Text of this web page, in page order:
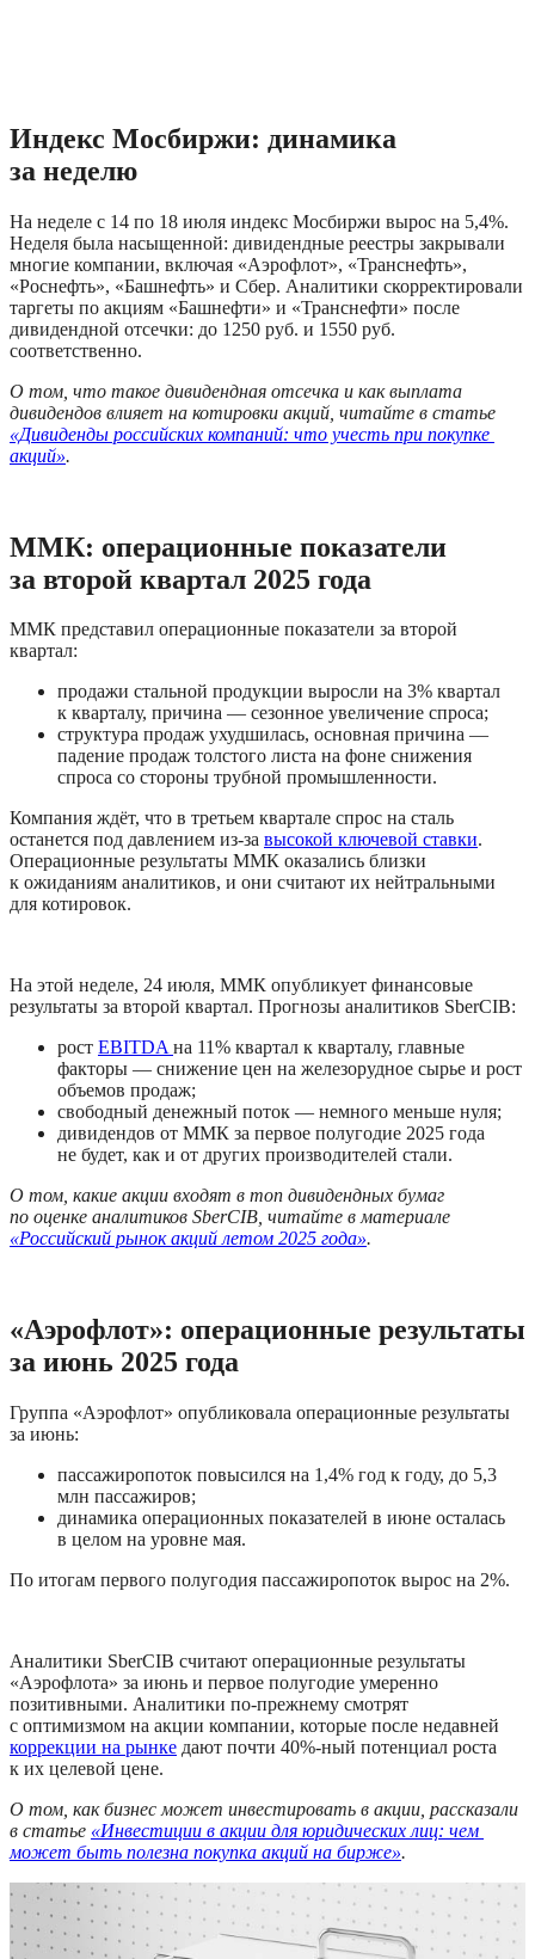
Индекс Мосбиржи: динамика
за неделю
На неделе с 14 по 18 июля индекс Мосбиржи вырос на 5,4%.
Неделя была насыщенной: дивидендные реестры закрывали
многие компании, включая «Аэрофлот», «Транснефть»,
«Роснефть», «Башнефть» и Сбер. Аналитики скорректировали
таргеты по акциям «Башнефти» и «Транснефти» после
дивидендной отсечки: до 1250 руб. и 1550 руб.
соответственно.
О том, что такое дивидендная отсечка и как выплата
«Дивиденды российских компаний: что учесть при покупке
акций».
ММК: операционные показатели
за второй квартал 2025 года
ММК представил операционные показатели за второй
квартал:
продажи стальной продукции выросли на 3% квартал
к кварталу, причина — сезонное увеличение спроса;
структура продаж ухудшилась, основная причина —
падение продаж толстого листа на фоне снижения
спроса со стороны трубной промышленности.
Компания ждёт, что в третьем квартале спрос на сталь
останется под давлением из-за высокой ключевой ставки.
Операционные результаты ММК оказались близки
к ожиданиям аналитиков, и они считают их нейтральными
для котировок.
На этой неделе, 24 июля, ММК опубликует финансовые
результаты за второй квартал. Прогнозы аналитиков SberCIB:
рост EBITDA на 11% квартал к кварталу, главные
факторы — снижение цен на железорудное сырье и рост
объемов продаж;
свободный денежный поток — немного меньше нуля;
дивидендов от ММК за первое полугодие 2025 года
не будет, как и от других производителей стали.
О том, какие акции входят в топ дивидендных бумаг
«Российский рынок акций летом 2025 года».
«Аэрофлот»: операционные результаты
за июнь 2025 года
Группа «Аэрофлот» опубликовала операционные результаты
за июнь:
пассажиропоток повысился на 1,4% год к году, до 5,3
млн пассажиров;
динамика операционных показателей в июне осталась
в целом на уровне мая.
По итогам первого полугодия пассажиропоток вырос на 2%.
Аналитики SberCIB считают операционные результаты
«Аэрофлота» за июнь и первое полугодие умеренно
позитивными. Аналитики по-прежнему смотрят
коррекции на рынке дают почти 40%-ный потенциал роста
к их целевой цене.
О том, как бизнес может инвестировать в акции, рассказали
в статье «Инвестиции в акции для юридических лиц: чем
может быть полезна покупка акций на бирже».